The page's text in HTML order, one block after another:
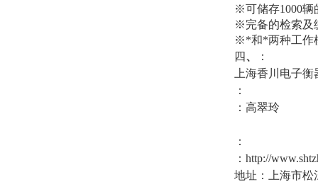
※可储存1000辆
※完备的检索及
※*和*两种工作
四、
：
上海香川电子
：
：高翠玲
：
： http://
地址：上海市松